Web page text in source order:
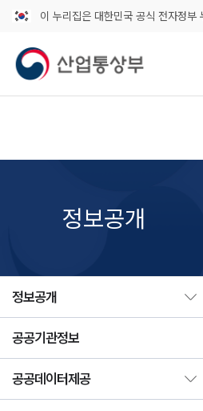
이 누리집은 대한민국 공식 전자정부
정보공개
정보공개
공공기관정보
공공데이터제공